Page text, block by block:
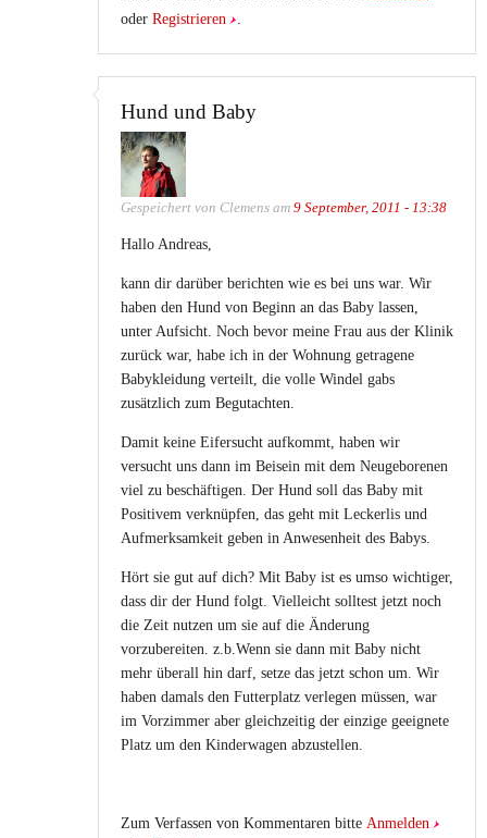
oder Registrieren
Hund und Baby
Gespeichert von Clemens am 9 September, 2011 - 13:38
Hallo Andreas,
kann dir darüber berichten wie es bei uns war. Wir
haben den Hund von Beginn an das Baby lassen,
unter Aufsicht. Noch bevor meine Frau aus der Klinik
zurück war, habe ich in der Wohnung getragene
Babykleidung verteilt, die volle Windel gabs
zusätzlich zum Begutachten.
Damit keine Eifersucht aufkommt, haben wir
versucht uns dann im Beisein mit dem Neugeborenen
viel zu beschäftigen. Der Hund soll das Baby mit
Positivem verknüpfen, das geht mit Leckerlis und
Aufmerksamkeit geben in Anwesenheit des Babys.
Hört sie gut auf dich? Mit Baby ist es umso wichtiger,
dass dir der Hund folgt. Vielleicht solltest jetzt noch
die Zeit nutzen um sie auf die Änderung
vorzubereiten. z.b.Wenn sie dann mit Baby nicht
mehr überall hin darf, setze das jetzt schon um. Wir
haben damals den Futterplatz verlegen müssen, war
im Vorzimmer aber gleichzeitig der einzige geeignete
Platz um den Kinderwagen abzustellen.
Zum Verfassen von Kommentaren bitte Anmelden